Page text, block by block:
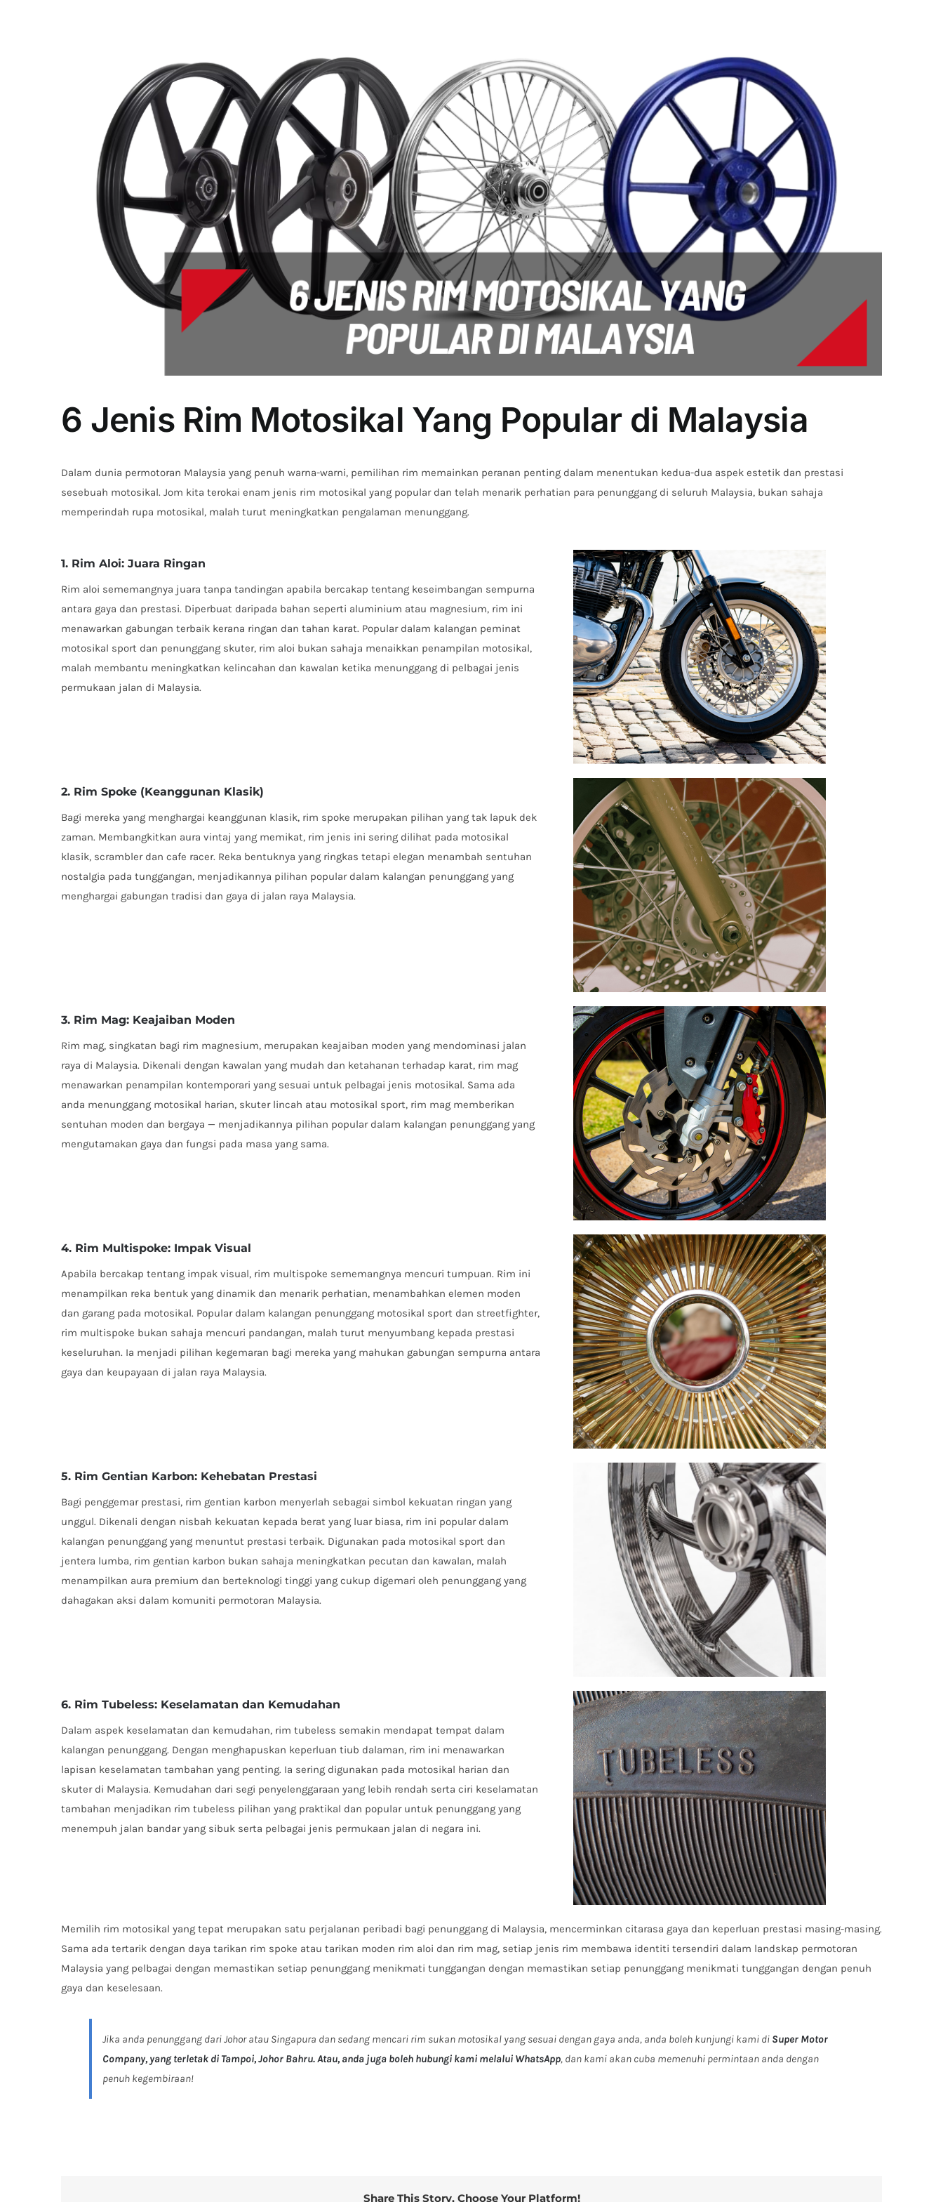
6 Jenis Rim Motosikal Yang Popular di Malaysia
Dalam dunia permotoran Malaysia yang penuh warna-warni, pemilihan rim memainkan peranan penting dalam menentukan kedua-dua aspek estetik dan prestasi
sesebuah motosikal. Jom kita terokai enam jenis rim motosikal yang popular dan telah menarik perhatian para penunggang di seluruh Malaysia, bukan sahaja
memperindah rupa motosikal, malah turut meningkatkan pengalaman menunggang.
1. Rim Aloi: Juara Ringan
Rim aloi sememangnya juara tanpa tandingan apabila bercakap tentang keseimbangan sempurna
antara gaya dan prestasi. Diperbuat daripada bahan seperti aluminium atau magnesium, rim ini
menawarkan gabungan terbaik kerana ringan dan tahan karat. Popular dalam kalangan peminat
motosikal sport dan penunggang skuter, rim aloi bukan sahaja menaikkan penampilan motosikal,
malah membantu meningkatkan kelincahan dan kawalan ketika menunggang di pelbagai jenis
permukaan jalan di Malaysia.
2. Rim Spoke (Keanggunan Klasik)
Bagi mereka yang menghargai keanggunan klasik, rim spoke merupakan pilihan yang tak lapuk dek
zaman. Membangkitkan aura vintaj yang memikat, rim jenis ini sering dilihat pada motosikal
klasik, scrambler dan cafe racer. Reka bentuknya yang ringkas tetapi elegan menambah sentuhan
nostalgia pada tunggangan, menjadikannya pilihan popular dalam kalangan penunggang yang
menghargai gabungan tradisi dan gaya di jalan raya Malaysia.
3. Rim Mag: Keajaiban Moden
Rim mag, singkatan bagi rim magnesium, merupakan keajaiban moden yang mendominasi jalan
raya di Malaysia. Dikenali dengan kawalan yang mudah dan ketahanan terhadap karat, rim mag
menawarkan penampilan kontemporari yang sesuai untuk pelbagai jenis motosikal. Sama ada
anda menunggang motosikal harian, skuter lincah atau motosikal sport, rim mag memberikan
sentuhan moden dan bergaya — menjadikannya pilihan popular dalam kalangan penunggang yang
mengutamakan gaya dan fungsi pada masa yang sama.
4. Rim Multispoke: Impak Visual
Apabila bercakap tentang impak visual, rim multispoke sememangnya mencuri tumpuan. Rim ini
menampilkan reka bentuk yang dinamik dan menarik perhatian, menambahkan elemen moden
dan garang pada motosikal. Popular dalam kalangan penunggang motosikal sport dan streetfighter,
rim multispoke bukan sahaja mencuri pandangan, malah turut menyumbang kepada prestasi
keseluruhan. Ia menjadi pilihan kegemaran bagi mereka yang mahukan gabungan sempurna antara
gaya dan keupayaan di jalan raya Malaysia.
5. Rim Gentian Karbon: Kehebatan Prestasi
Bagi penggemar prestasi, rim gentian karbon menyerlah sebagai simbol kekuatan ringan yang
unggul. Dikenali dengan nisbah kekuatan kepada berat yang luar biasa, rim ini popular dalam
kalangan penunggang yang menuntut prestasi terbaik. Digunakan pada motosikal sport dan
jentera lumba, rim gentian karbon bukan sahaja meningkatkan pecutan dan kawalan, malah
menampilkan aura premium dan berteknologi tinggi yang cukup digemari oleh penunggang yang
dahagakan aksi dalam komuniti permotoran Malaysia.
6. Rim Tubeless: Keselamatan dan Kemudahan
Dalam aspek keselamatan dan kemudahan, rim tubeless semakin mendapat tempat dalam
kalangan penunggang. Dengan menghapuskan keperluan tiub dalaman, rim ini menawarkan
lapisan keselamatan tambahan yang penting. Ia sering digunakan pada motosikal harian dan
skuter di Malaysia. Kemudahan dari segi penyelenggaraan yang lebih rendah serta ciri keselamatan
tambahan menjadikan rim tubeless pilihan yang praktikal dan popular untuk penunggang yang
menempuh jalan bandar yang sibuk serta pelbagai jenis permukaan jalan di negara ini.
Memilih rim motosikal yang tepat merupakan satu perjalanan peribadi bagi penunggang di Malaysia, mencerminkan citarasa gaya dan keperluan prestasi masing-masing.
Sama ada tertarik dengan daya tarikan rim spoke atau tarikan moden rim aloi dan rim mag, setiap jenis rim membawa identiti tersendiri dalam landskap permotoran
Malaysia yang pelbagai dengan memastikan setiap penunggang menikmati tunggangan dengan memastikan setiap penunggang menikmati tunggangan dengan penuh
gaya dan keselesaan.
Jika anda penunggang dari Johor atau Singapura dan sedang mencari rim sukan motosikal yang sesuai dengan gaya anda, anda boleh kunjungi kami di Super Motor
Company, yang terletak di Tampoi, Johor Bahru. Atau, anda juga boleh hubungi kami melalui WhatsApp, dan kami akan cuba memenuhi permintaan anda dengan
penuh kegembiraan!
Share This Story, Choose Your Platform!